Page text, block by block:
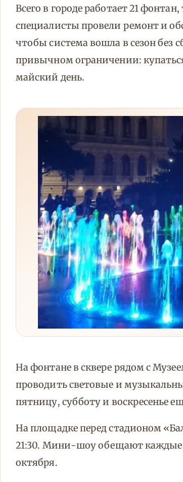
Всего в городе работает 21
специалисты провели ремонт и
чтобы система вошла в сезон без
привычном ограничении:
майский день.
На фонтане в сквере рядом с
проводить световые и
пятницу, субботу и воскресенье
На площадке перед стадионом
21:30. Мини-шоу обещают каждые
октября.